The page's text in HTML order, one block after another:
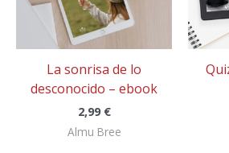
La sonrisa de lo
desconocido – ebook
2,99 €
Almu Bree